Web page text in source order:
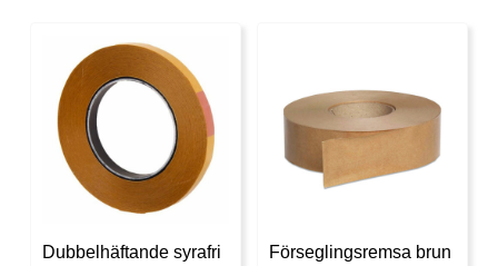
Dubbelhäftande syrafri
Förseglingsremsa brun